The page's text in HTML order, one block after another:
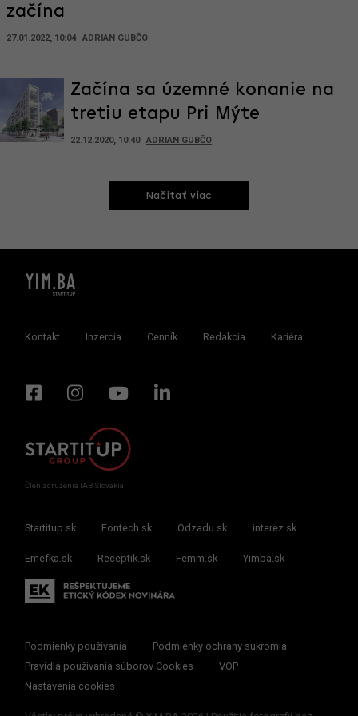
začína
27.01.2022, 10:04 ADRIAN GUBČO
Začína sa územné konanie na
tretiu etapu Pri Mýte
22.12.2020, 10:40 ADRIAN GUBČO
Načitať viac
Kontakt Inzercia Cenník Redakcia Kariéra
Člen združenia IAB Slovakia
Startitup.sk Fontech.sk Odzadu.sk interez.sk
Emefka.sk Receptik.sk Femm.sk Yimba.sk
Podmienky používania
Podmienky ochrany súkromia
Pravidlá používania súborov Cookies
VOP
Nastavenia cookies